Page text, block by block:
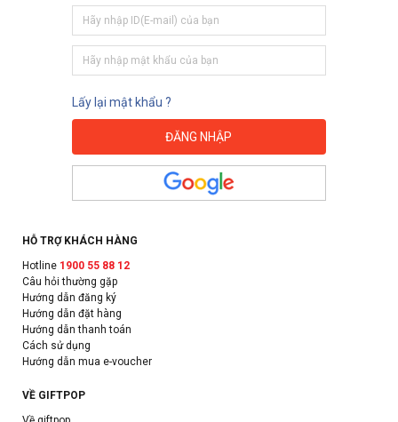
Lấy lại mật khẩu ?
HỖ TRỢ KHÁCH HÀNG
Hotline 1900 55 88 12
Câu hỏi thường gặp
Hướng dẫn đăng ký
Hướng dẫn đặt hàng
Hướng dẫn thanh toán
Cách sử dụng
Hướng dẫn mua e-voucher
VỀ GIFTPOP